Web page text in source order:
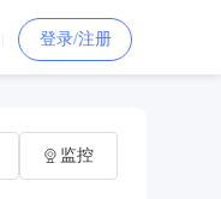
登录/注册
监控